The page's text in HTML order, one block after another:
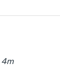
4m